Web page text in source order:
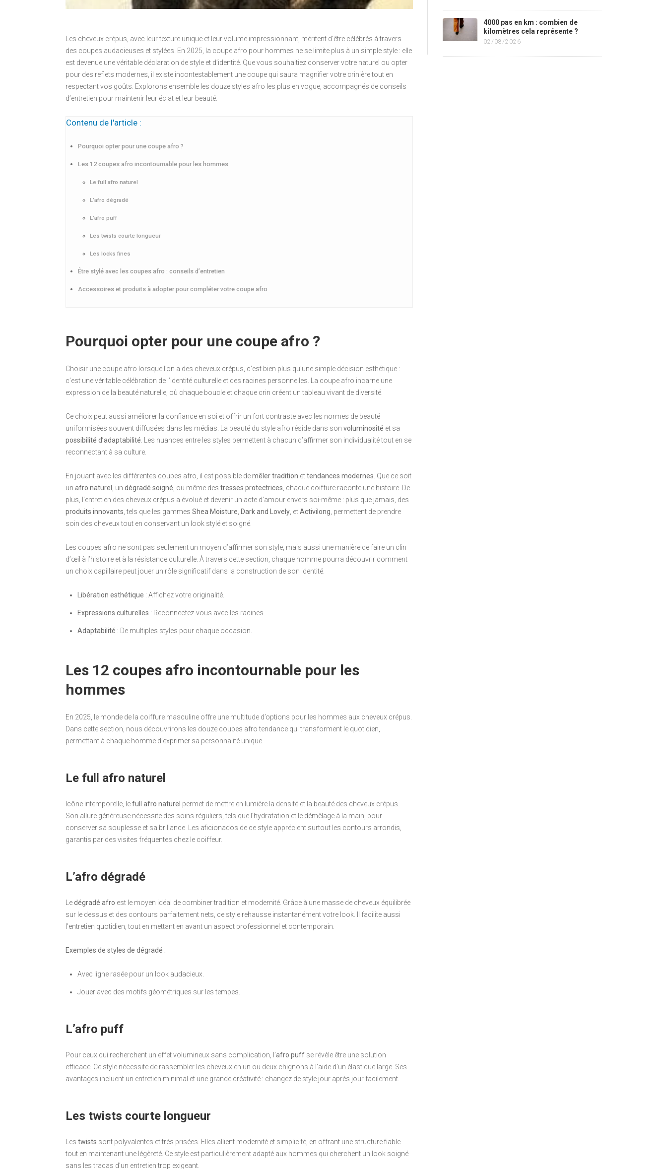
Les cheveux crépus, avec leur texture unique et leur volume impressionnant, méritent d’être célébrés à travers
des coupes audacieuses et stylées. En 2025, la coupe afro pour hommes ne se limite plus à un simple style : elle
est devenue une véritable déclaration de style et d’identité. Que vous souhaitiez conserver votre naturel ou opter
pour des reflets modernes, il existe incontestablement une coupe qui saura magnifier votre crinière tout en
respectant vos goûts. Explorons ensemble les douze styles afro les plus en vogue, accompagnés de conseils
d’entretien pour maintenir leur éclat et leur beauté.
Contenu de l'article :
Pourquoi opter pour une coupe afro ?
Les 12 coupes afro incontournable pour les hommes
Le full afro naturel
L’afro dégradé
L’afro puff
Les twists courte longueur
Les locks fines
Être stylé avec les coupes afro : conseils d’entretien
Accessoires et produits à adopter pour compléter votre coupe afro
Pourquoi opter pour une coupe afro ?
Choisir une coupe afro lorsque l’on a des cheveux crépus, c’est bien plus qu’une simple décision esthétique :
c’est une véritable célébration de l’identité culturelle et des racines personnelles. La coupe afro incarne une
expression de la beauté naturelle, où chaque boucle et chaque crin créent un tableau vivant de diversité.
Ce choix peut aussi améliorer la confiance en soi et offrir un fort contraste avec les normes de beauté
uniformisées souvent diffusées dans les médias. La beauté du style afro réside dans son voluminosité et sa
possibilité d’adaptabilité . Les nuances entre les styles permettent à chacun d’affirmer son individualité tout en se
reconnectant à sa culture.
En jouant avec les différentes coupes afro, il est possible demêler tradition ettendances modernes . Que ce soit
un afro naturel , un dégradé soigné , ou même des tresses protectrices , chaque coiffure raconte une histoire. De
plus, l’entretien des cheveux crépus a évolué et devenir un acte d’amour envers soi-même : plus que jamais, des
produits innovants , tels que les gammes Shea Moisture Dark and Lovely , etActivilong , permettent de prendre
soin des cheveux tout en conservant un look stylé et soigné.
Les coupes afro ne sont pas seulement un moyen d’affirmer son style, mais aussi une manière de faire un clin
d’œil à l’histoire et à la résistance culturelle. À travers cette section, chaque homme pourra découvrir comment
un choix capillaire peut jouer un rôle significatif dans la construction de son identité.
Libération esthétique : Affichez votre originalité.
Expressions culturelles : Reconnectez-vous avec les racines.
Adaptabilité : De multiples styles pour chaque occasion.
Les 12 coupes afro incontournable pour les
hommes
En 2025, le monde de la coiffure masculine offre une multitude d’options pour les hommes aux cheveux crépus.
Dans cette section, nous découvrirons les douze coupes afro tendance qui transforment le quotidien,
permettant à chaque homme d’exprimer sa personnalité unique.
Le full afro naturel
Icône intemporelle, lefull afro naturel permet de mettre en lumière la densité et la beauté des cheveux crépus.
Son allure généreuse nécessite des soins réguliers, tels que l’hydratation et le démêlage à la main, pour
conserver sa souplesse et sa brillance. Les aficionados de ce style apprécient surtout les contours arrondis,
garantis par des visites fréquentes chez le coiffeur.
L’afro dégradé
Ledégradé afro est le moyen idéal de combiner tradition et modernité. Grâce à une masse de cheveux équilibrée
sur le dessus et des contours parfaitement nets, ce style rehausse instantanément votre look. Il facilite aussi
l’entretien quotidien, tout en mettant en avant un aspect professionnel et contemporain.
Exemples de styles de dégradé :
Avec ligne rasée pour un look audacieux.
Jouer avec des motifs géométriques sur les tempes.
L’afro puff
Pour ceux qui recherchent un effet volumineux sans complication, l’afro puff se révèle être une solution
efficace. Ce style nécessite de rassembler les cheveux en un ou deux chignons à l’aide d’un élastique large. Ses
avantages incluent un entretien minimal et une grande créativité : changez de style jour après jour facilement.
Les twists courte longueur
Les twists sont polyvalentes et très prisées. Elles allient modernité et simplicité, en offrant une structure fiable
tout en maintenant une légèreté. Ce style est particulièrement adapté aux hommes qui cherchent un look soigné
sans les tracas d’un entretien trop exigeant.
4000 pas en km : combien de
kilomètres cela représente ?
02/08/2026